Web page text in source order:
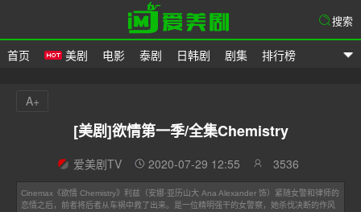
首页 美剧 电影 泰剧 日韩剧 剧集 排行榜
搜索
[美剧]欲情第一季/全集Chemistry
爱美剧TV 2020-07-29 12:55 3536
Cinemax《欲情 Chemistry》利兹（安娜·亚历山大 Ana Alexander 饰）紧随女警和律师的
恋情之后，前者将后者从车祸中救了出来。是一位精明强干的女警察，她杀伐决断的作风
A+